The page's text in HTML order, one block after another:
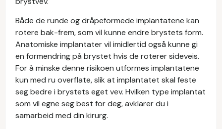
Både de runde og dråpeformede implantatene kan
rotere bak-frem, som vil kunne endre brystets form.
Anatomiske implantater vil imidlertid også kunne gi
en formendring på brystet hvis de roterer sideveis.
For å minske denne risikoen utformes implantatene
kun med ru overflate, slik at implantatet skal feste
seg bedre i brystets eget vev. Hvilken type implantat
som vil egne seg best for deg, avklarer du i
samarbeid med din kirurg.